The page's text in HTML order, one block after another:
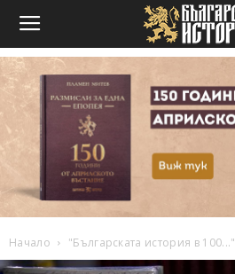
Начало "Българската история в 100..."